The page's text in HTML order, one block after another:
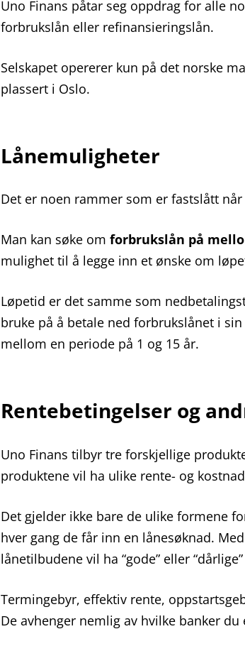
Uno Finans påtar seg oppdrag for alle
forbrukslån eller refinansieringslån.
Selskapet opererer kun på det norske
plassert i Oslo.
Lånemuligheter
Det er noen rammer som er fastslått
Man kan søke om forbrukslån på
mulighet til å legge inn et ønske om
Løpetid er det samme som
bruke på å betale ned forbrukslånet i
mellom en periode på 1 og 15 år.
Rentebetingelser og
Uno Finans tilbyr tre forskjellige
produktene vil ha ulike rente- og
Det gjelder ikke bare de ulike formene
hver gang de får inn en lånesøknad.
lånetilbudene vil ha “gode” eller
Termingebyr, effektiv rente,
De avhenger nemlig av hvilke banker